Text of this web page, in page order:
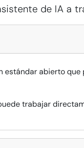
de IA a
estándar abierto
trabajar